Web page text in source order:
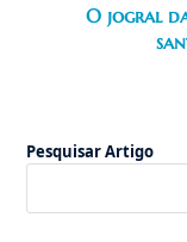
O jogral
Pesquisar Artigo